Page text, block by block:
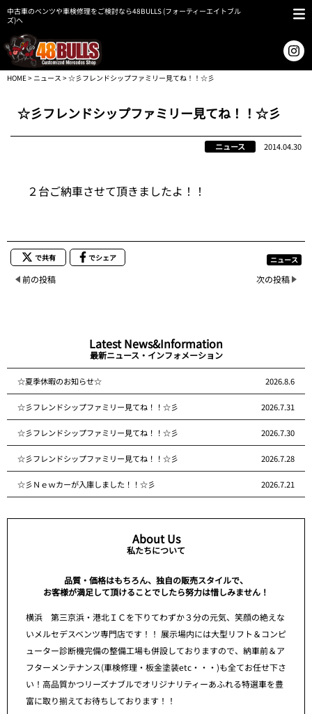
中古車のベンツや車検修理をご検討なら48BULLS (フォーティーエイトブル
ズ)へ
HOME> ニュース > ☆彡フレンドシップファミリー見てね！！☆彡
☆彡フレンドシップファミリー見てね！！☆彡
ニュース 2014.04.30
２台ご納車させて頂きましたよ！！
で共有 でシェア ニュース
前の投稿 次の投稿
Latest News&Information
最新ニュース・インフォメーション
☆夏季休暇のお知らせ☆ 2026.8.6
☆彡フレンドシップファミリー見てね！！☆彡 2026.7.31
☆彡フレンドシップファミリー見てね！！☆彡 2026.7.30
☆彡フレンドシップファミリー見てね！！☆彡 2026.7.28
☆彡Ｎｅｗカーが入庫しました！！☆彡 2026.7.21
About Us
私たちについて
品質・価格はもちろん、独自の販売スタイルで、
お客様が満足して頂けることでしたら努力は惜しみません！
横浜 第三京浜・港北ＩＣを下りてわずか３分の元気、笑顔の絶えな
いメルセデスベンツ専門店です！！ 展示場内には大型リフト＆コンピ
ューター診断機完備の整備工場も併設しておりますので、納車前＆ア
フターメンテナンス(車検修理・板金塗装etc・・・)も全てお任せ下さ
い！高品質かつリーズナブルでオリジナリティーあふれる特選車を豊
富に取り揃えてお待ちしております！！